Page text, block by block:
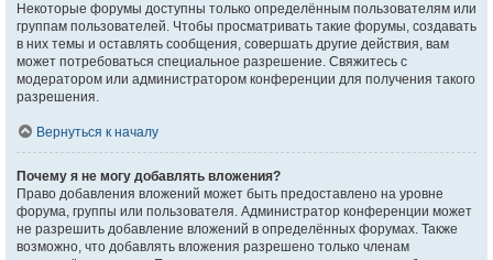
Некоторые форумы доступны только определённым пользователям или
группам пользователей. Чтобы просматривать такие форумы, создавать
в них темы и оставлять сообщения, совершать другие действия, вам
может потребоваться специальное разрешение. Свяжитесь с
модератором или администратором конференции для получения такого
разрешения.
Вернуться к началу
Почему я не могу добавлять вложения?
Право добавления вложений может быть предоставлено на уровне
форума, группы или пользователя. Администратор конференции может
не разрешить добавление вложений в определённых форумах. Также
возможно, что добавлять вложения разрешено только членам